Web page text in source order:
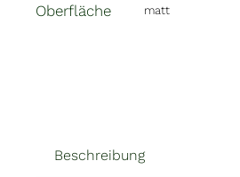
Oberfläche matt
Beschreibung